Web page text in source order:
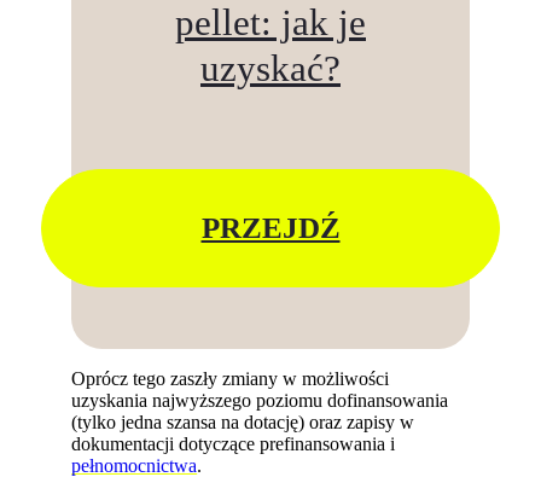
pellet: jak je
uzyskać?
PRZEJDŹ
Oprócz tego zaszły zmiany w możliwości
uzyskania najwyższego poziomu dofinansowania
(tylko jedna szansa na dotację) oraz zapisy w
dokumentacji dotyczące prefinansowania i
pełnomocnictwa.